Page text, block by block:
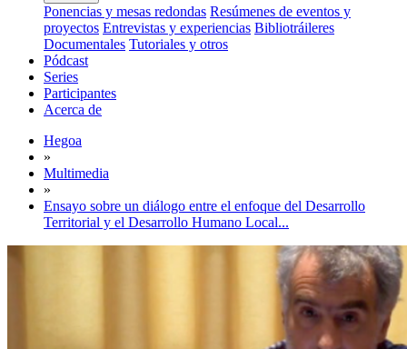
Ponencias y mesas redondas Resúmenes de eventos y
proyectos Entrevistas y experiencias Bibliotráileres
Documentales Tutoriales y otros
Pódcast
Series
Participantes
Acerca de
Hegoa
»
Multimedia
»
Ensayo sobre un diálogo entre el enfoque del Desarrollo
Territorial y el Desarrollo Humano Local...